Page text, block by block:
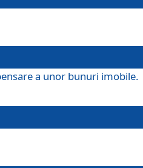
a unor bunuri imobile.